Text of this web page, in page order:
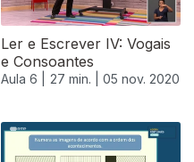
Ler e Escrever IV: Vogais
e Consoantes
Aula 6 | 27 min. | 05 nov. 2020